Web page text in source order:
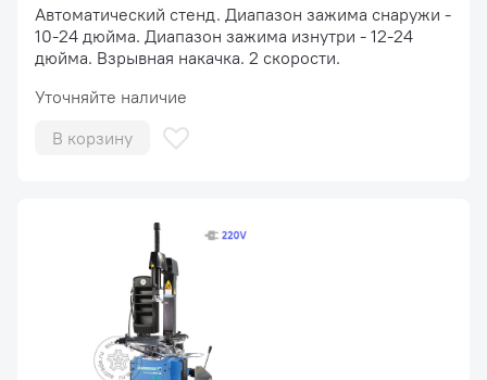
Автоматический стенд. Диапазон зажима снаружи -
10-24 дюйма. Диапазон зажима изнутри - 12-24
дюйма. Взрывная накачка. 2 скорости.
Уточняйте наличие
В корзину